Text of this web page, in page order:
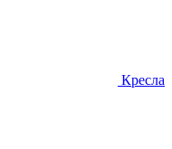
Кресла